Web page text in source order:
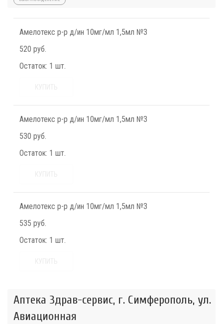
Амелотекс р-р д/ин 10мг/мл 1,5мл №3
520 руб.
Остаток: 1 шт.
Амелотекс р-р д/ин 10мг/мл 1,5мл №3
530 руб.
Остаток: 1 шт.
Амелотекс р-р д/ин 10мг/мл 1,5мл №3
535 руб.
Остаток: 1 шт.
Аптека Здрав-сервис, г. Симферополь, ул.
Авиационная